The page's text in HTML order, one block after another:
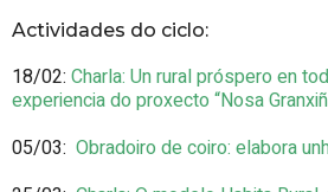
Actividades do ciclo:
18/02: Charla: Un rural próspero en
experiencia do proxecto “Nosa
05/03: Obradoiro de coiro: elabora